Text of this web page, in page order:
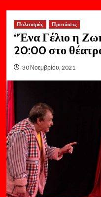
Πολιτισμός Προτάσεις
“Ένα Γέλιο η
20:00 στο
30 Νοεμβρίου, 2021